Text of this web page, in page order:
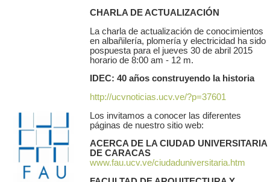
CHARLA DE ACTUALIZACIÓN
La charla de actualización de conocimientos
en albañilería, plomería y electricidad ha sido
pospuesta para el jueves 30 de abril 2015
horario de 8:00 am - 12 m.
IDEC: 40 años construyendo la historia
http://ucvnoticias.ucv.ve/?p=37601
Los invitamos a conocer las diferentes
páginas de nuestro sitio web:
ACERCA DE LA CIUDAD UNIVERSITARIA
DE CARACAS
www.fau.ucv.ve/ciudaduniversitaria.htm